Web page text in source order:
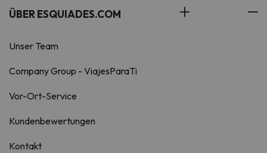
ÜBER ESQUIADES.COM
Unser Team
Company Group - ViajesParaTi
Vor-Ort-Service
Kundenbewertungen
Kontakt